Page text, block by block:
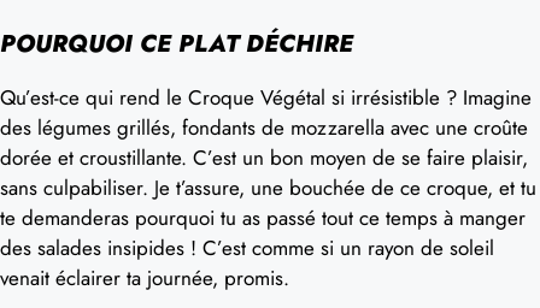
POURQUOI CE PLAT DÉCHIRE
Qu’est-ce qui rend le Croque Végétal si irrésistible ? Imagine
des légumes grillés, fondants de mozzarella avec une croûte
dorée et croustillante. C’est un bon moyen de se faire plaisir,
sans culpabiliser. Je t’assure, une bouchée de ce croque, et tu
te demanderas pourquoi tu as passé tout ce temps à manger
des salades insipides ! C’est comme si un rayon de soleil
venait éclairer ta journée, promis.